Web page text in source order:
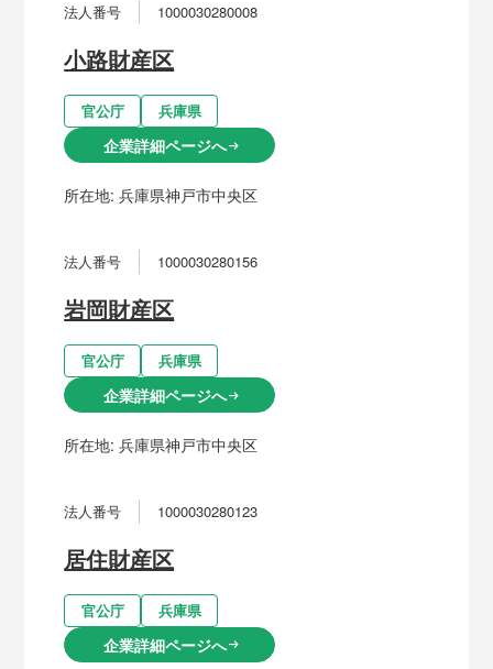
法人番号 1000030280008
小路財産区
官公庁 兵庫県
企業詳細ページへarrow_right_alt
所在地:兵庫県神戸市中央区
法人番号 1000030280156
岩岡財産区
官公庁 兵庫県
企業詳細ページへarrow_right_alt
所在地:兵庫県神戸市中央区
法人番号 1000030280123
居住財産区
官公庁 兵庫県
企業詳細ページへarrow_right_alt